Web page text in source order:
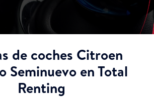
de coches Citroen
Seminuevo en Total
Renting